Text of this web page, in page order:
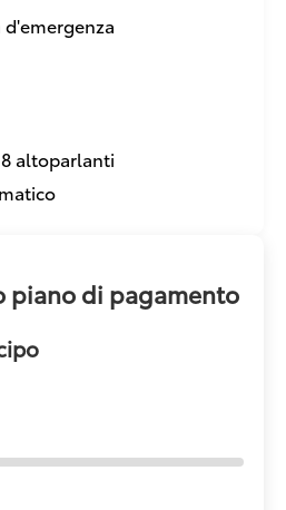
altoparlanti
piano di pagamento